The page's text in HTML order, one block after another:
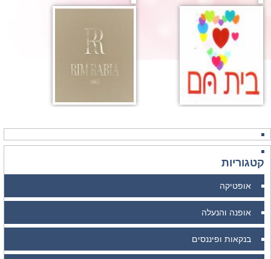
קטגוריות
אופטיקה
אופנה והנעלה
בנקאות ופיננסים